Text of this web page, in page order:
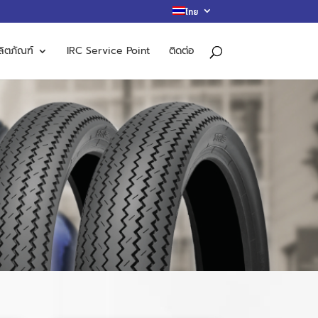
ไทย
ตภัณฑ์ IRC Service Point ติดต่อ